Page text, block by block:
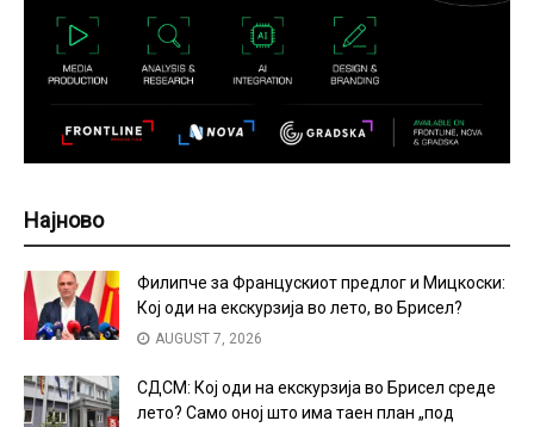
Најново
Филипче за Францускиот предлог и Мицкоски:
Кој оди на екскурзија во лето, во Брисел?
AUGUST 7, 2026
СДСМ: Кој оди на екскурзија во Брисел среде
лето? Само оној што има таен план „под